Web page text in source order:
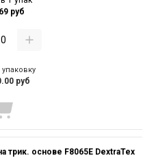
руб
руб
трик. основе F8065E DextraTex